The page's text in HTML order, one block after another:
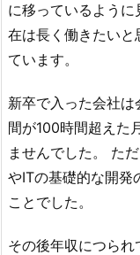
に移っているよう
在は長く働きたいと
ています。
新卒で入った会社
間が100時間超えた
ませんでした。 た
やITの基礎的な開発
ことでした。
その後年収につら